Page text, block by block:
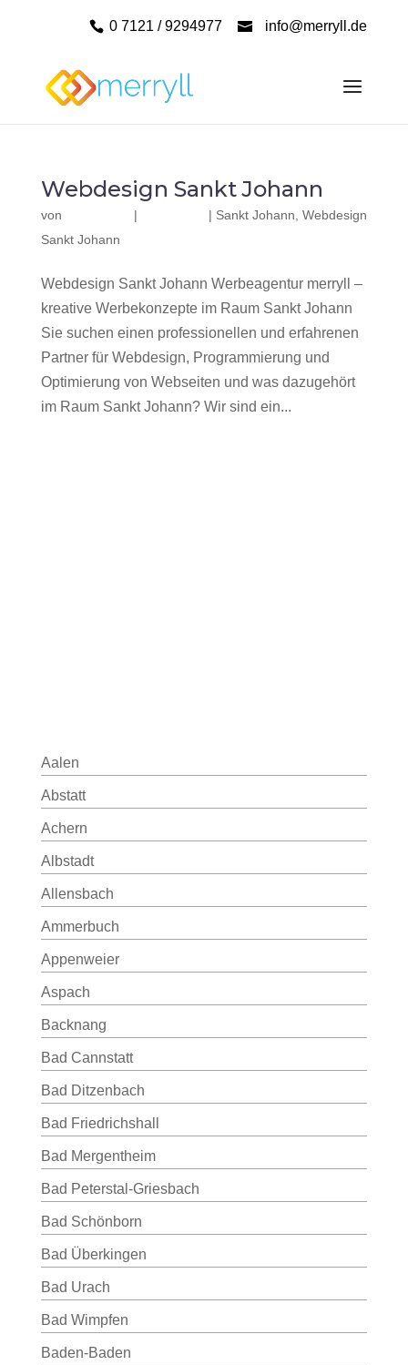
0 7121 / 9294977 info@merryll.de
Webdesign Sankt Johann
von | | Sankt Johann Webdesign
Sankt Johann
Webdesign Sankt Johann Werbeagentur merryll –
kreative Werbekonzepte im Raum Sankt Johann
Sie suchen einen professionellen und erfahrenen
Partner für Webdesign, Programmierung und
Optimierung von Webseiten und was dazugehört
im Raum Sankt Johann? Wir sind ein...
Aalen
Abstatt
Achern
Albstadt
Allensbach
Ammerbuch
Appenweier
Aspach
Backnang
Bad Cannstatt
Bad Ditzenbach
Bad Friedrichshall
Bad Mergentheim
Bad Peterstal-Griesbach
Bad Schönborn
Bad Überkingen
Bad Urach
Bad Wimpfen
Baden-Baden